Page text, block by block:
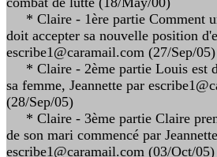
* Claire - 1ère partie Comment
doit accepter sa nouvelle position
escribe1@caramail.com (27/Sep/05)
* Claire - 2ème partie Louis est
sa femme, Jeannette par
(28/Sep/05)
* Claire - 3ème partie Claire
de son mari commencé par
escribe1@caramail.com (03/Oct/05)